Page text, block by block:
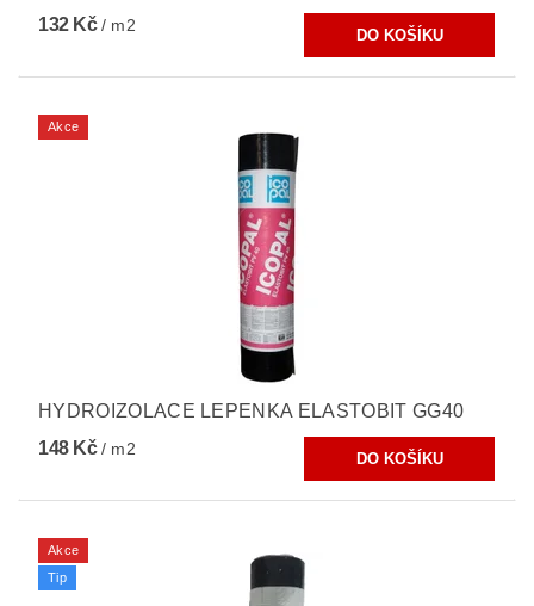
132 Kč/ m2
Akce
HYDROIZOLACE LEPENKA ELASTOBIT GG40
148 Kč/ m2
Akce
Tip